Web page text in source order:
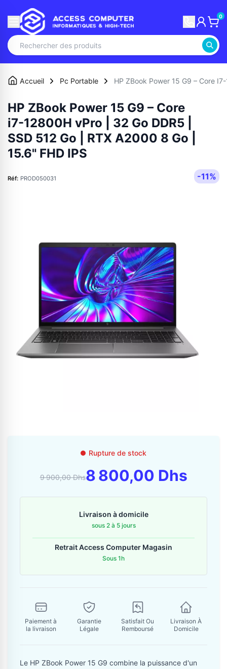
0
Appelez-nous au
Contactez-nous
Accueil Pc Portable HP ZBook Power 15 G9 – Core
HP ZBook Power 15 G9 – Core
i7-12800H vPro | 32 Go DDR5 |
SSD 512 Go | RTX A2000 8 Go |
15.6" FHD IPS
Réf: PROD050031 -11%
Rupture de stock
9 900,00 Dhs8 800,00 Dhs
Livraison à domicile
sous 2 à 5 jours
Retrait Access Computer Magasin
Sous 1h
Paiement à
la livraison
Garantie
Légale
Satisfait Ou
Remboursé
Livraison À
Domicile
Le HP ZBook Power 15 G9 combine la puissance d'un